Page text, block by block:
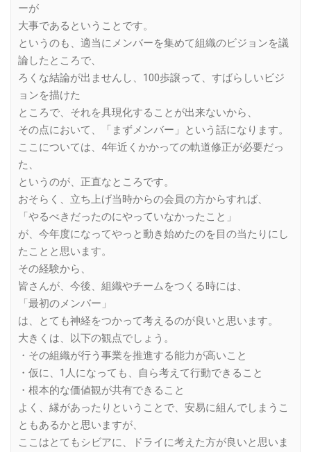
ーが
大事であるということです。
というのも、適当にメンバーを集めて組織のビジョンを議
論したところで、
ろくな結論が出ませんし、100歩譲って、すばらしいビジ
ョンを描けた
ところで、それを具現化することが出来ないから、
その点において、「まずメンバー」という話になります。
ここについては、4年近くかかっての軌道修正が必要だっ
た、
というのが、正直なところです。
おそらく、立ち上げ当時からの会員の方からすれば、
「やるべきだったのにやっていなかったこと」
が、今年度になってやっと動き始めたのを目の当たりにし
たことと思います。
その経験から、
皆さんが、今後、組織やチームをつくる時には、
「最初のメンバー」
は、とても神経をつかって考えるのが良いと思います。
大きくは、以下の観点でしょう。
・その組織が行う事業を推進する能力が高いこと
・仮に、1人になっても、自ら考えて行動できること
・根本的な価値観が共有できること
よく、縁があったりということで、安易に組んでしまうこ
ともあるかと思いますが、
ここはとてもシビアに、ドライに考えた方が良いと思いま